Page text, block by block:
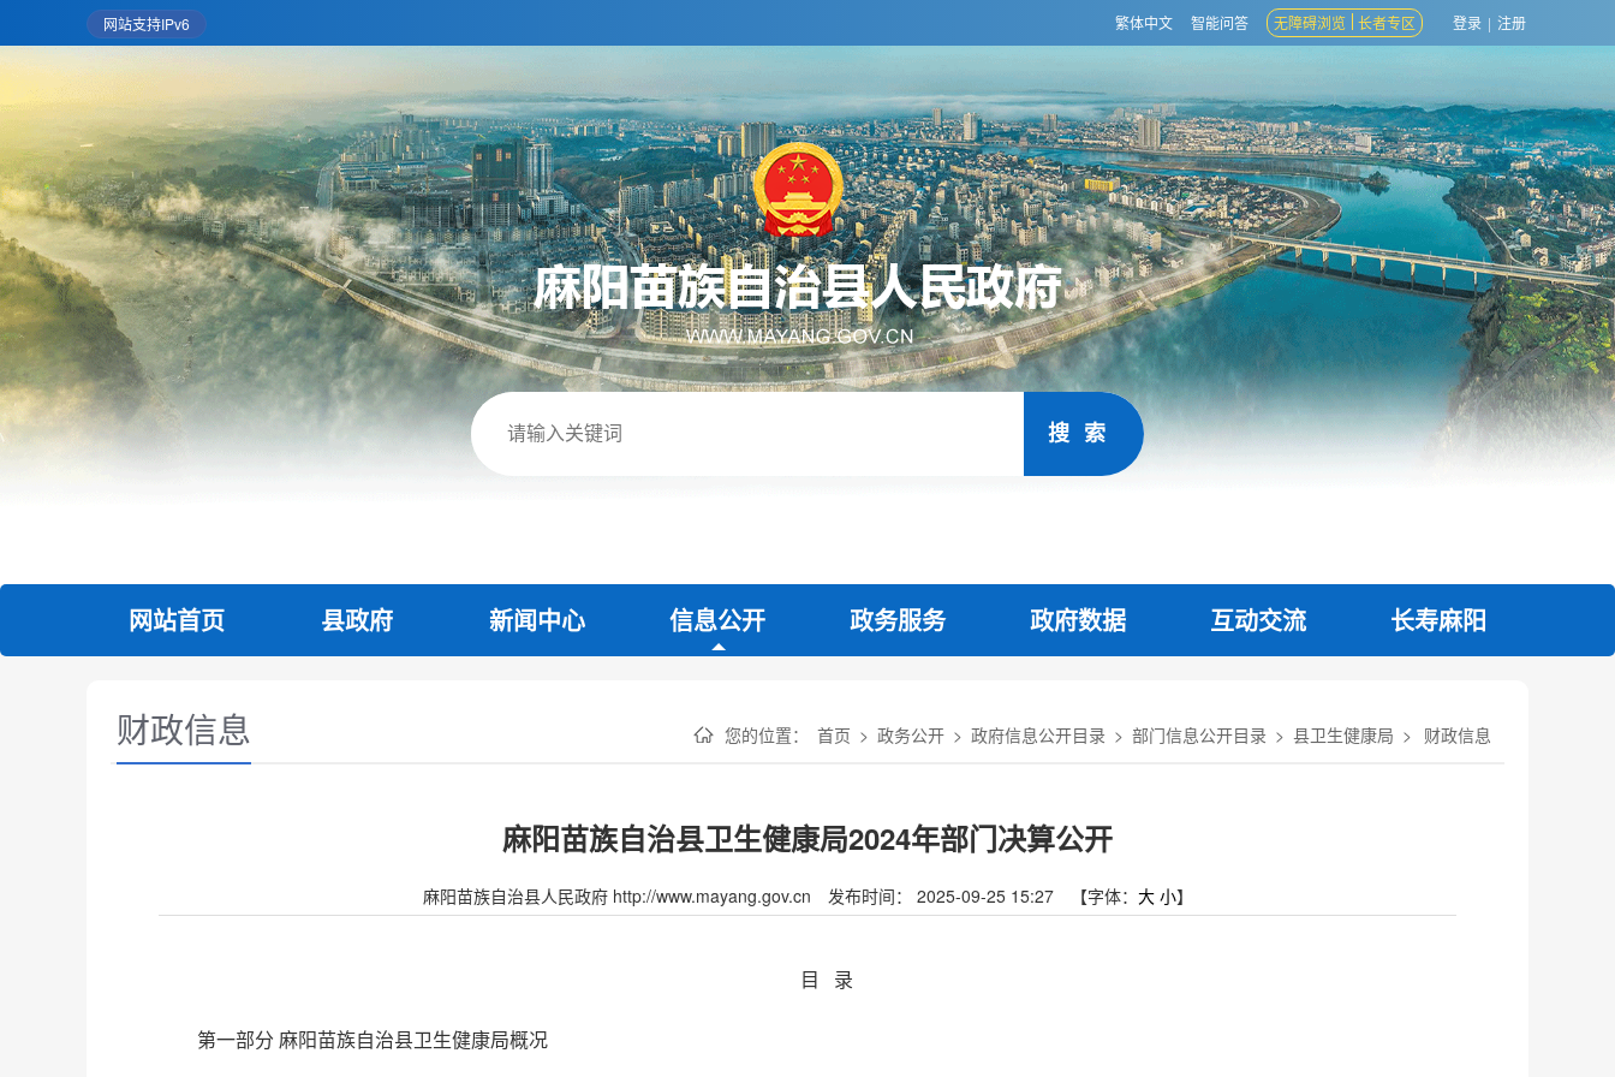
繁体中文 智能问答 无障碍浏览 长者专区 登录 | 注册
网站支持IPv6
网站首页 县政府 新闻中心 信息公开 政务服务 政府数据 互动交流 长寿麻阳
您的位置： 首页 > 政务公开 > 政府信息公开目录 > 部门信息公开目录 > 县卫生健康局 > 财政信息
财政信息
麻阳苗族自治县卫生健康局2024年部门决算公开
麻阳苗族自治县人民政府 http://www.mayang.gov.cn 发布时间： 2025-09-25 15:27 【字体： 大 小】
目 录
第一部分 麻阳苗族自治县卫生健康局概况